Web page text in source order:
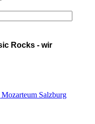
Rocks - wir
Salzburg